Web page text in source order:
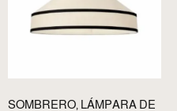
SOMBRERO, LÁMPARA DE